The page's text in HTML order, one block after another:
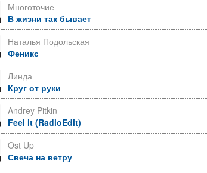
Многоточие
В жизни так бывает
Наталья Подольская
Феникс
Линда
Круг от руки
Andrey Pitkin
Feel it (RadioEdit)
Ost Up
Свеча на ветру